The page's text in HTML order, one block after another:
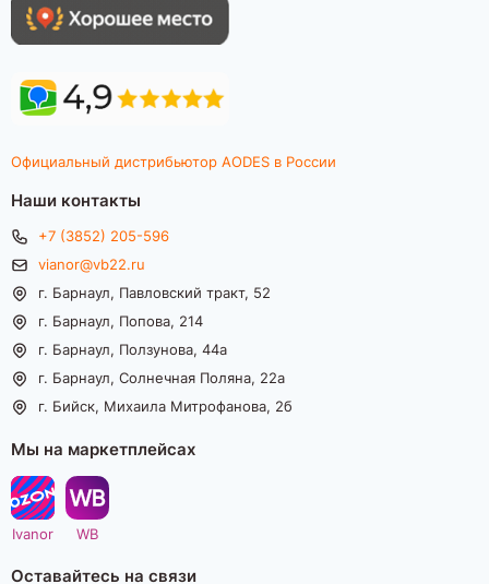
Официальный дистрибьютор AODES в России
Наши контакты
+7 (3852) 205-596
vianor@vb22.ru
г. Барнаул, Павловский тракт, 52
г. Барнаул, Попова, 214
г. Барнаул, Ползунова, 44а
г. Барнаул, Солнечная Поляна, 22а
г. Бийск, Михаила Митрофанова, 2б
Мы на маркетплейсах
Ivanor WB
Оставайтесь на связи